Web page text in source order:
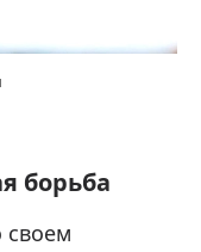
борьба
своем